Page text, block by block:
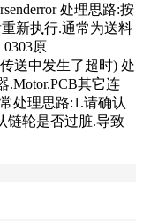
处理思路:按
新执行.通常为送料
原
传送中发生了超时) 处
.Motor.PCB其它连
处理思路:1.请确认
链轮是否过脏.导致